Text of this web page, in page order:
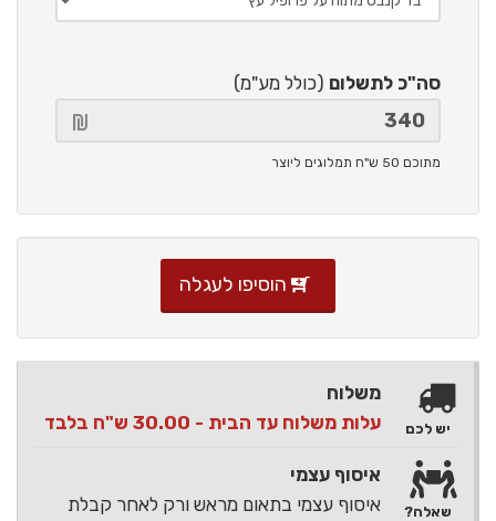
סה"כ לתשלום (כולל מע"מ)
מתוכם 50 ש"ח תמלוגים ליוצר
הוסיפו לעגלה
משלוח
עלות משלוח עד הבית - 30.00 ש"ח בלבד
איסוף עצמי
איסוף עצמי בתאום מראש ורק לאחר קבלת
יש לכם
שאלה?